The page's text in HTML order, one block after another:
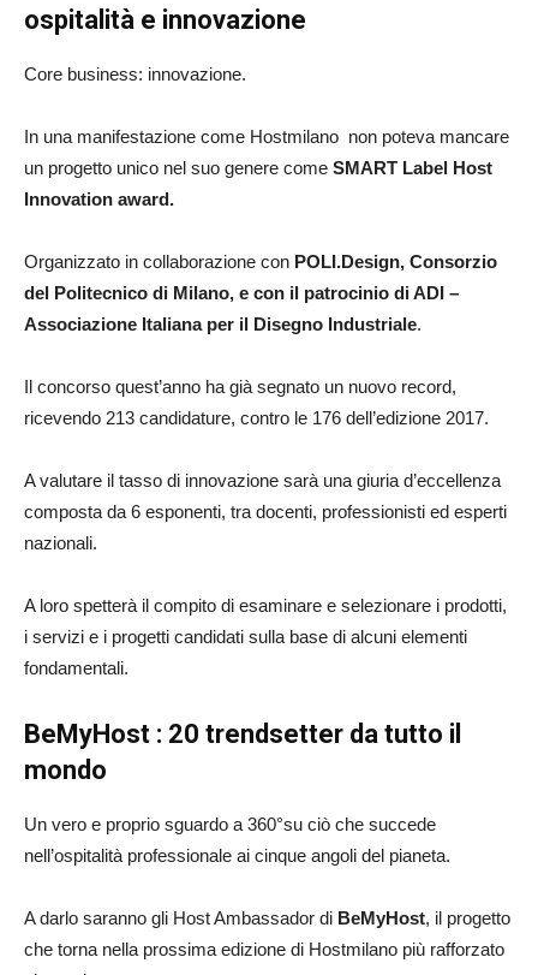
ospitalità e innovazione
Core business: innovazione.
In una manifestazione come Hostmilano non poteva mancare
un progetto unico nel suo genere come SMART Label Host
Innovation award.
Organizzato in collaborazione con POLI.Design, Consorzio
del Politecnico di Milano, e con il patrocinio di ADI –
Associazione Italiana per il Disegno Industriale.
Il concorso quest’anno ha già segnato un nuovo record,
ricevendo 213 candidature, contro le 176 dell’edizione 2017.
A valutare il tasso di innovazione sarà una giuria d’eccellenza
composta da 6 esponenti, tra docenti, professionisti ed esperti
nazionali.
A loro spetterà il compito di esaminare e selezionare i prodotti,
i servizi e i progetti candidati sulla base di alcuni elementi
fondamentali.
BeMyHost : 20 trendsetter da tutto il
mondo
Un vero e proprio sguardo a 360°su ciò che succede
nell’ospitalità professionale ai cinque angoli del pianeta.
A darlo saranno gli Host Ambassador di BeMyHost, il progetto
che torna nella prossima edizione di Hostmilano più rafforzato